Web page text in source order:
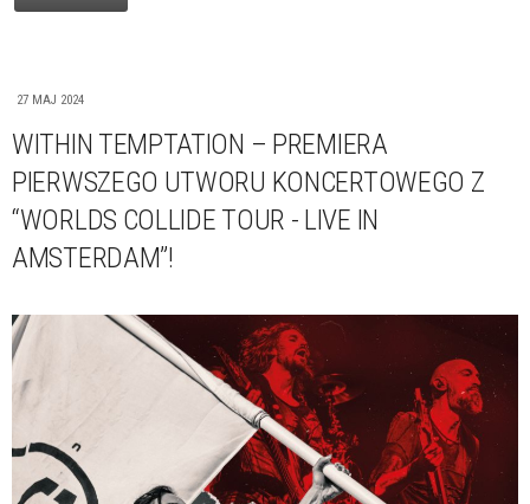
27 MAJ 2024
WITHIN TEMPTATION – PREMIERA
PIERWSZEGO UTWORU KONCERTOWEGO Z
“WORLDS COLLIDE TOUR - LIVE IN
AMSTERDAM”!